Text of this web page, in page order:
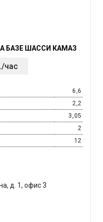
БАЗЕ ШАССИ КАМАЗ
час
6,6
2,2
3,05
2
12
д. 1, офис 3